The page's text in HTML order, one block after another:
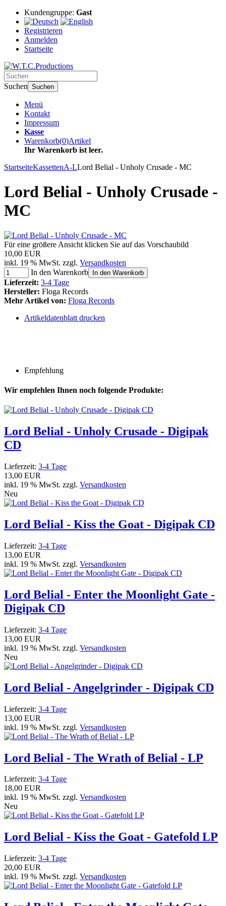
Kundengruppe: Gast
Registrieren
Anmelden
Startseite
Suchen Suchen
Menü
Kontakt
Impressum
Kasse
Warenkorb(0)Artikel
Ihr Warenkorb ist leer.
StartseiteKassettenA-LLord Belial - Unholy Crusade - MC
Lord Belial - Unholy Crusade -
MC
Für eine größere Ansicht klicken Sie auf das Vorschaubild
10,00 EUR
inkl. 19 % MwSt. zzgl. Versandkosten
In den Warenkorb
In den Warenkorb
Lieferzeit: 3-4 Tage
Hersteller: Floga Records
Mehr Artikel von: Floga Records
Artikeldatenblatt drucken
Empfehlung
Wir empfehlen Ihnen noch folgende Produkte:
Lord Belial - Unholy Crusade - Digipak
CD
Lieferzeit: 3-4 Tage
13,00 EUR
inkl. 19 % MwSt. zzgl. Versandkosten
Neu
Lord Belial - Kiss the Goat - Digipak CD
Lieferzeit: 3-4 Tage
13,00 EUR
inkl. 19 % MwSt. zzgl. Versandkosten
Lord Belial - Enter the Moonlight Gate -
Digipak CD
Lieferzeit: 3-4 Tage
13,00 EUR
inkl. 19 % MwSt. zzgl. Versandkosten
Neu
Lord Belial - Angelgrinder - Digipak CD
Lieferzeit: 3-4 Tage
13,00 EUR
inkl. 19 % MwSt. zzgl. Versandkosten
Lord Belial - The Wrath of Belial - LP
Lieferzeit: 3-4 Tage
18,00 EUR
inkl. 19 % MwSt. zzgl. Versandkosten
Neu
Lord Belial - Kiss the Goat - Gatefold LP
Lieferzeit: 3-4 Tage
20,00 EUR
inkl. 19 % MwSt. zzgl. Versandkosten